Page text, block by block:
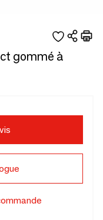
gommé à